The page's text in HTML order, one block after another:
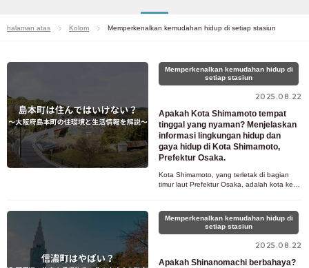
halaman atas Kolom Memperkenalkan kemudahan hidup di setiap stasiun
Memperkenalkan kemudahan hidup di
setiap stasiun
2025.08.22
Apakah Kota Shimamoto tempat
tinggal yang nyaman? Menjelaskan
informasi lingkungan hidup dan
gaya hidup di Kota Shimamoto,
Prefektur Osaka.
Kota Shimamoto, yang terletak di bagian
timur laut Prefektur Osaka, adalah kota kecil
Memperkenalkan kemudahan hidup di
setiap stasiun
2025.08.22
Apakah Shinanomachi berbahaya?